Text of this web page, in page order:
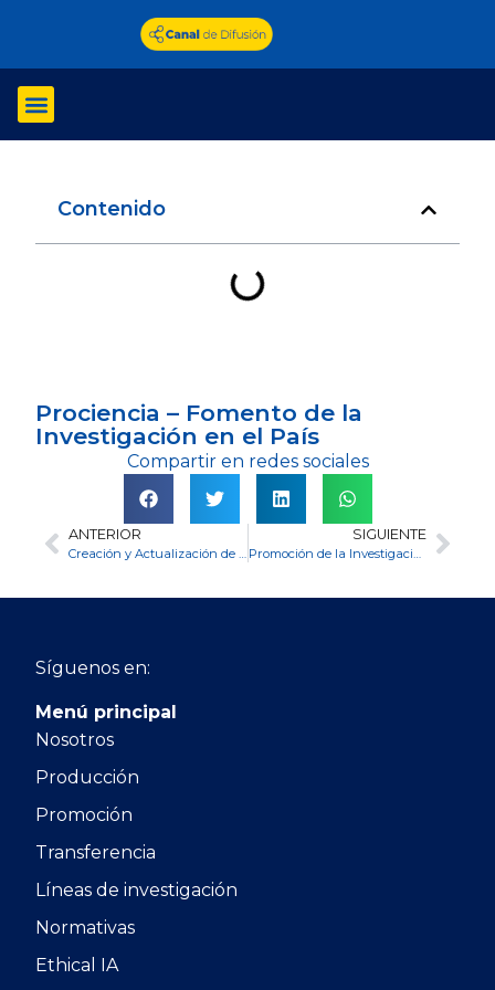
Prociencia – Fomento de la
Investigación en el País
Compartir en redes sociales
ANTERIOR
Creación y Actualización de Perfiles Académicos
SIGUIENTE
Promoción de la Investigación Docente
Contenido
Síguenos en:
Menú principal
Nosotros
Producción
Promoción
Transferencia
Líneas de investigación
Normativas
Ethical IA